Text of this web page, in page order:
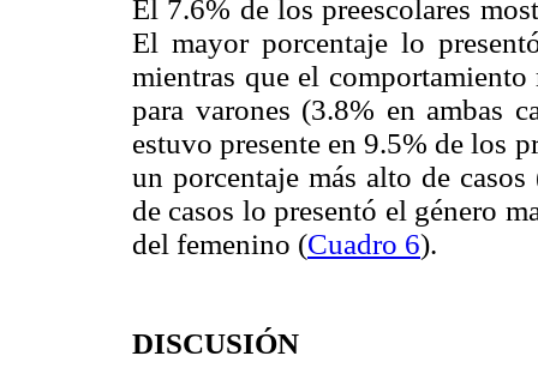
El 7.6% de los preescolares
El mayor porcentaje lo
mientras que el
para varones (3.8% en ambas
estuvo presente en 9.5% de los
un porcentaje más alto de
de casos lo presentó el género
del femenino (Cuadro 6).
DISCUSIÓN